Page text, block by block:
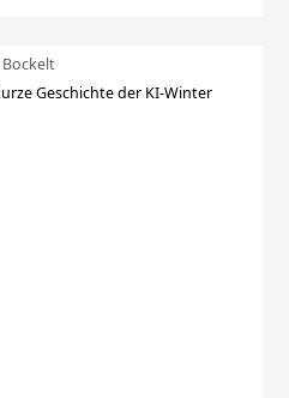
Bockelt
Geschichte der KI-Winter